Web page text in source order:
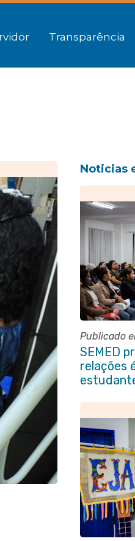
Transparência
Noticias
Publicado
SEMED
relações